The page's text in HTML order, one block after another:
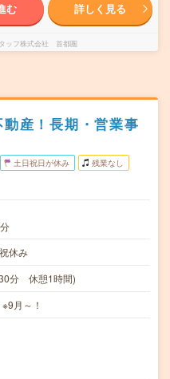
む 詳しく見る
ッフ株式会社 首都圏
動産！長期・営業事
土日祝日が休み 残業なし
休み
分 休憩1時間)
月～！